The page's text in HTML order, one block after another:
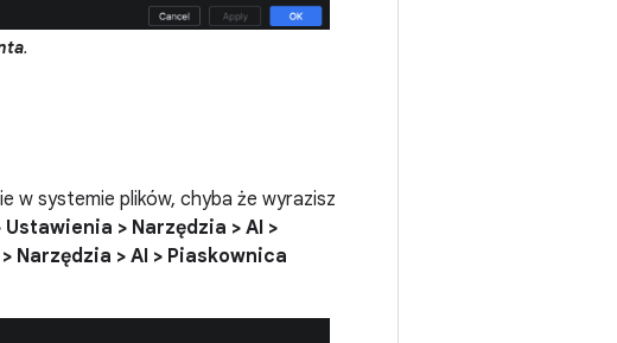
.
w systemie plików, chyba że wyrazisz
Ustawienia > Narzędzia > AI >
Narzędzia > AI > Piaskownica